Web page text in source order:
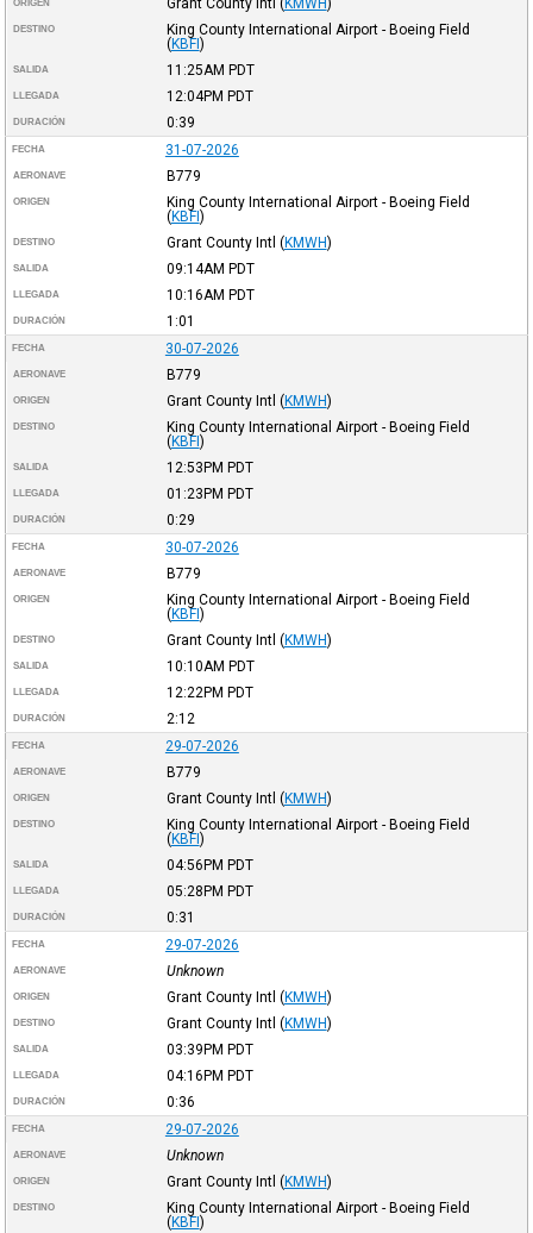
ORIGEN Grant County Intl ( KMWH )
DESTINO
King County International Airport - Boeing Field
(KBFI )
SALIDA 11:25AM PDT
LLEGADA 12:04PM PDT
DURACIÓN 0:39
FECHA 31-07-2026
AERONAVE B779
ORIGEN
King County International Airport - Boeing Field
(KBFI)
DESTINO Grant County Intl (KMWH)
SALIDA 09:14AM PDT
LLEGADA 10:16AM PDT
DURACIÓN 1:01
FECHA 30-07-2026
AERONAVE B779
ORIGEN Grant County Intl (KMWH)
DESTINO
King County International Airport - Boeing Field
(KBFI )
SALIDA 12:53PM PDT
LLEGADA 01:23PM PDT
DURACIÓN 0:29
FECHA 30-07-2026
AERONAVE B779
ORIGEN
King County International Airport - Boeing Field
(KBFI)
DESTINO Grant County Intl (KMWH)
SALIDA 10:10AM PDT
LLEGADA 12:22PM PDT
DURACIÓN 2:12
FECHA 29-07-2026
AERONAVE B779
ORIGEN Grant County Intl (KMWH)
DESTINO
King County International Airport - Boeing Field
(KBFI )
SALIDA 04:56PM PDT
LLEGADA 05:28PM PDT
DURACIÓN 0:31
FECHA 29-07-2026
AERONAVE Unknown
ORIGEN Grant County Intl (KMWH)
DESTINO Grant County Intl (KMWH)
SALIDA 03:39PM PDT
LLEGADA 04:16PM PDT
DURACIÓN 0:36
FECHA 29-07-2026
AERONAVE Unknown
ORIGEN Grant County Intl (KMWH)
DESTINO
King County International Airport - Boeing Field
(KBFI )